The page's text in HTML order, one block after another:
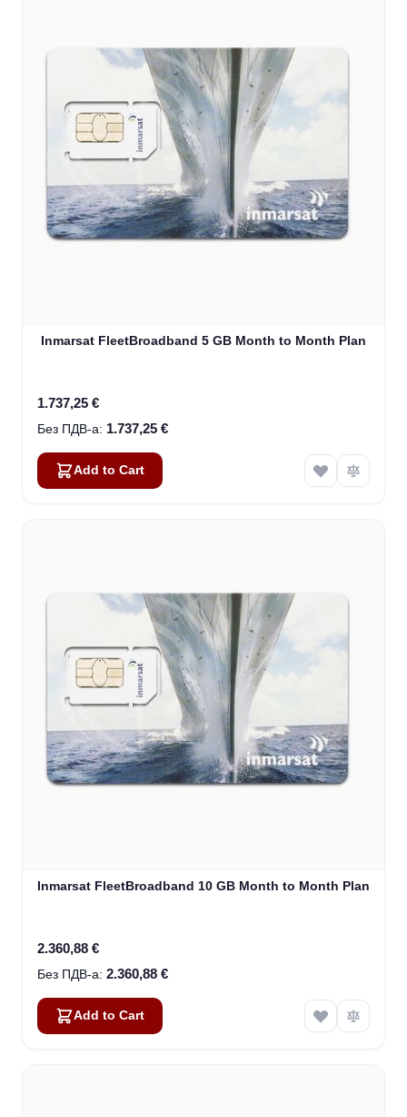
Inmarsat FleetBroadband 5 GB Month to Month Plan
1.737,25 €
1.737,25 €
Add to Cart
Inmarsat FleetBroadband 10 GB Month to Month Plan
2.360,88 €
2.360,88 €
Add to Cart